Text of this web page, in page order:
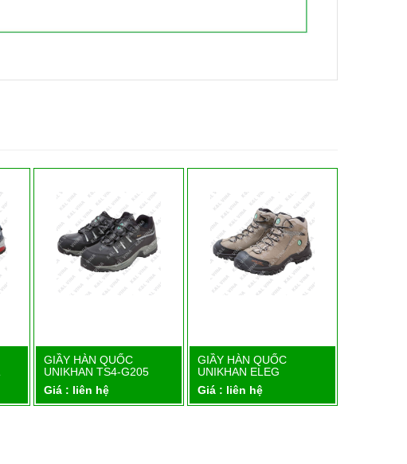
Chi tiết
GIẦY HÀN QUỐC
UNIKHAN TS4-G205
Giá : liên hệ
Chi tiết
GIẦY HÀN QUỐC
UNIKHAN ELEG
Giá : liên hệ